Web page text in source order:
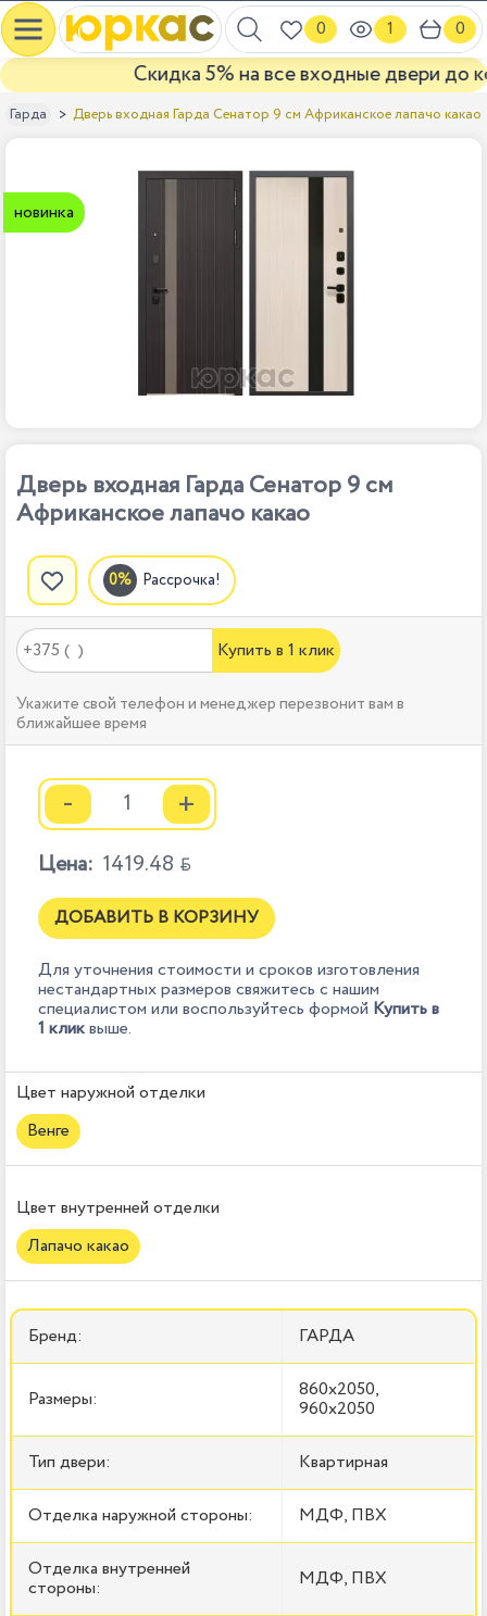
0 1 0
Скидка 5% на все входные двери до
Гарда Дверь входная Гарда Сенатор 9 см Aфриканское лапачо какао
новинка
Дверь входная Гарда Сенатор 9 см
Aфриканское лапачо какао
Рассрочка!
Купить в 1 клик
Укажите свой телефон и менеджер перезвонит вам в
ближайшее время
- +
Цена: 1419.48 
ДОБАВИТЬ В КОРЗИНУ
Для уточнения стоимости и сроков изготовления
нестандартных размеров свяжитесь с нашим
специалистом или воспользуйтесь формой Купить в
1 кликвыше.
Цвет наружной отделки
Венге
Цвет внутренней отделки
Лапачо какао
Бренд: ГАРДА
Размеры: 860x2050,
960x2050
Тип двери: Квартирная
Отделка наружной стороны: МДФ, ПВХ
Отделка внутренней
стороны: МДФ, ПВХ